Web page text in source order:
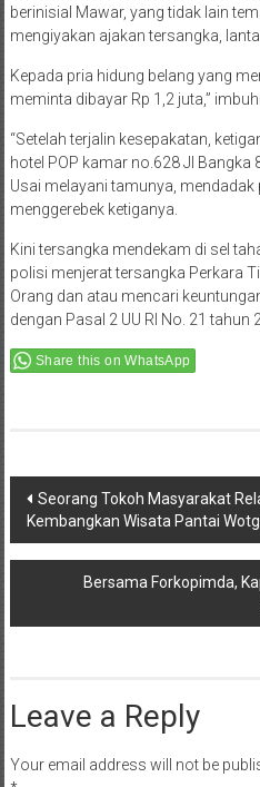
berinisial Mawar, yang tidak lain
mengiyakan ajakan tersangka,
Kepada pria hidung belang yang
meminta dibayar Rp 1,2 juta,”
“Setelah terjalin kesepakatan,
hotel POP kamar no.628 Jl Bangka
Usai melayani tamunya,
menggerebek ketiganya.
Kini tersangka mendekam di sel
polisi menjerat tersangka Perkara
Orang dan atau mencari
dengan Pasal 2 UU RI No. 21
Share this on WhatsApp
Post
navigation
Seorang Tokoh Masyarakat
Kembangkan Wisata Pantai
Bersama Forkopimda,
Leave a Reply
Your email address will not be